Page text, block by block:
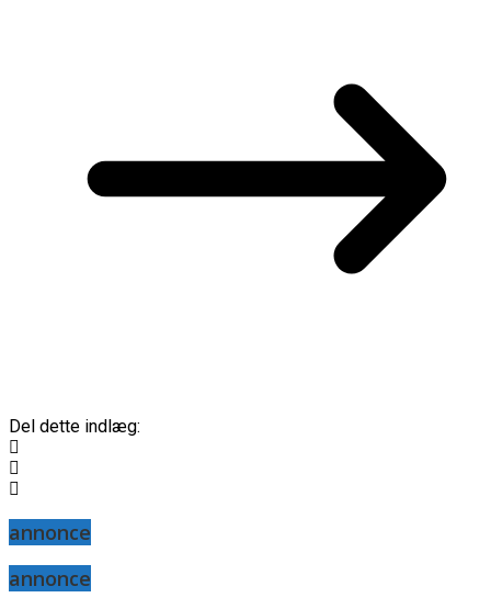
Del dette indlæg:
annonce
annonce